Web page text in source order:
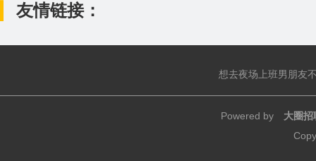
友情链接：
想去夜场上班男朋友
Powered by
大圈招